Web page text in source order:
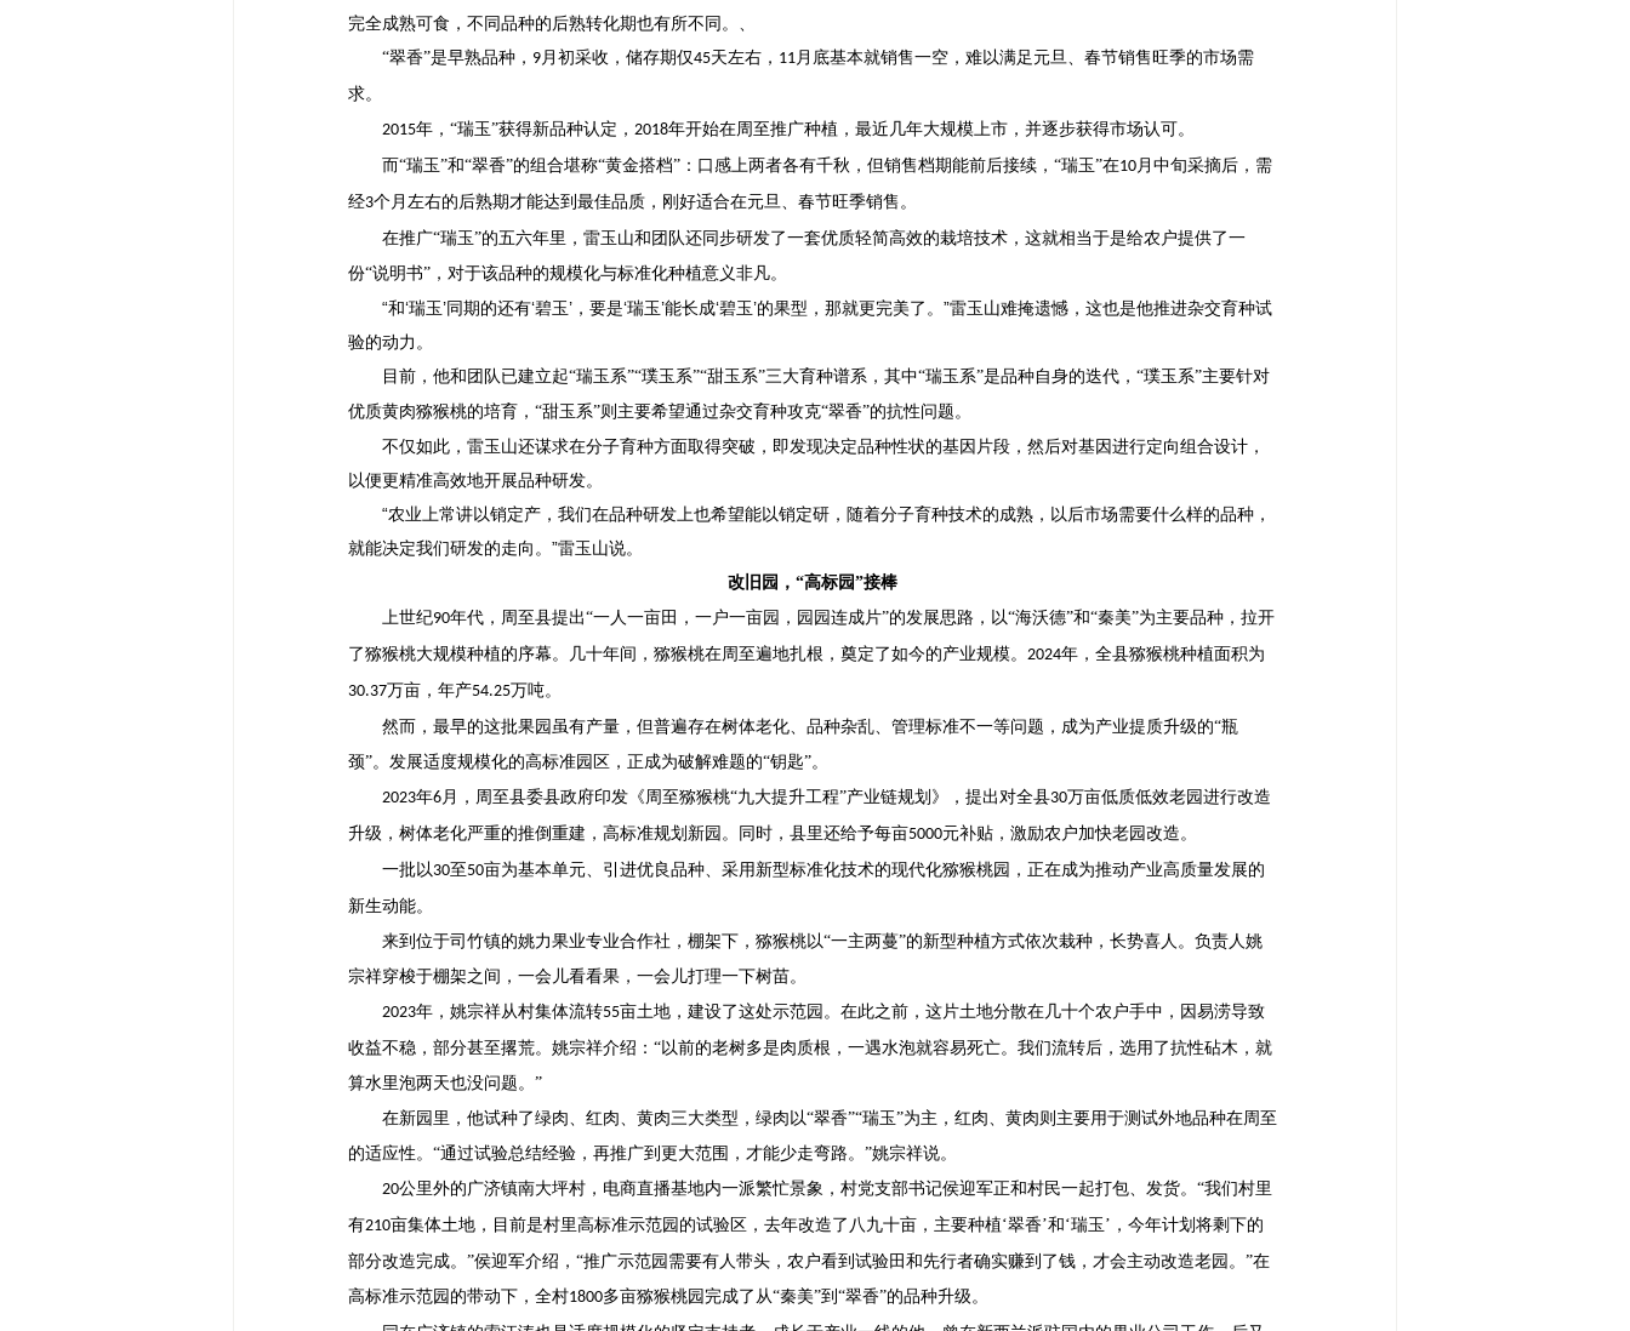
完全成熟可食，不同品种的后熟转化期也有所不同。
“翠香”是早熟品种， 9月初采收，储存期仅45天左右， 11月底基本就销售一空，难以满足元旦、春节销售旺季的市场需
求。
2015年，“瑞玉”获得新品种认定， 2018年开始在周至推广种植，最近几年大规模上市，并逐步获得市场认可。
而“瑞玉”和“翠香”的组合堪称“黄金搭档”：口感上两者各有千秋，但销售档期能前后接续，“瑞玉”在10月中旬采摘后，需
经3个月左右的后熟期才能达到最佳品质，刚好适合在元旦、春节旺季销售。
在推广“瑞玉”的五六年里，雷玉山和团队还同步研发了一套优质轻简高效的栽培技术，这就相当于是给农户提供了一
份“说明书”，对于该品种的规模化与标准化种植意义非凡。
“和‘瑞玉’同期的还有‘碧玉’，要是‘瑞玉’能长成‘碧玉’的果型，那就更完美了。”雷玉山难掩遗憾，这也是他推进杂交育种试
验的动力。
目前，他和团队已建立起“瑞玉系”“璞玉系”“甜玉系”三大育种谱系，其中“瑞玉系”是品种自身的迭代，“璞玉系”主要针对
优质黄肉猕猴桃的培育，“甜玉系”则主要希望通过杂交育种攻克“翠香”的抗性问题。
不仅如此，雷玉山还谋求在分子育种方面取得突破，即发现决定品种性状的基因片段，然后对基因进行定向组合设计，
以便更精准高效地开展品种研发。
“农业上常讲以销定产，我们在品种研发上也希望能以销定研，随着分子育种技术的成熟，以后市场需要什么样的品种，
就能决定我们研发的走向。”雷玉山说。
改旧园， “高标园”接棒
上世纪90年代，周至县提出“一人一亩田，一户一亩园，园园连成片”的发展思路，以“海沃德”和“秦美”为主要品种，拉开
了猕猴桃大规模种植的序幕。几十年间，猕猴桃在周至遍地扎根，奠定了如今的产业规模。 2024年，全县猕猴桃种植面积为
30.37万亩，年产54.25万吨。
然而，最早的这批果园虽有产量，但普遍存在树体老化、品种杂乱、管理标准不一等问题，成为产业提质升级的“瓶
颈”。发展适度规模化的高标准园区，正成为破解难题的“钥匙”。
2023年6月，周至县委县政府印发《周至猕猴桃“九大提升工程”产业链规划》，提出对全县30万亩低质低效老园进行改造
升级，树体老化严重的推倒重建，高标准规划新园。同时，县里还给予每亩5000元补贴，激励农户加快老园改造。
一批以30至 50亩为基本单元、引进优良品种、采用新型标准化技术的现代化猕猴桃园，正在成为推动产业高质量发展的
新生动能。
来到位于司竹镇的姚力果业专业合作社，棚架下，猕猴桃以“一主两蔓”的新型种植方式依次栽种，长势喜人。负责人姚
宗祥穿梭于棚架之间，一会儿看看果，一会儿打理一下树苗。
2023年，姚宗祥从村集体流转55亩土地，建设了这处示范园。在此之前，这片土地分散在几十个农户手中，因易涝导致
收益不稳，部分甚至撂荒。姚宗祥介绍：“以前的老树多是肉质根，一遇水泡就容易死亡。我们流转后，选用了抗性砧木，就
算水里泡两天也没问题。”
在新园里，他试种了绿肉、红肉、黄肉三大类型，绿肉以“翠香”“瑞玉”为主，红肉、黄肉则主要用于测试外地品种在周至
的适应性。“通过试验总结经验，再推广到更大范围，才能少走弯路。”姚宗祥说。
20公里外的广济镇南大坪村，电商直播基地内一派繁忙景象，村党支部书记侯迎军正和村民一起打包、发货。“我们村里
有210亩集体土地，目前是村里高标准示范园的试验区，去年改造了八九十亩，主要种植‘翠香’和‘瑞玉’，今年计划将剩下的
部分改造完成。”侯迎军介绍，“推广示范园需要有人带头，农户看到试验田和先行者确实赚到了钱，才会主动改造老园。”在
高标准示范园的带动下，全村1800多亩猕猴桃园完成了从“秦美”到“翠香”的品种升级。